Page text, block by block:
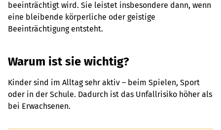
beeinträchtigt wird. Sie leistet insbesondere dann, wenn
eine bleibende körperliche oder geistige
Beeinträchtigung entsteht.
Warum ist sie wichtig?
Kinder sind im Alltag sehr aktiv – beim Spielen, Sport
oder in der Schule. Dadurch ist das Unfallrisiko höher als
bei Erwachsenen.